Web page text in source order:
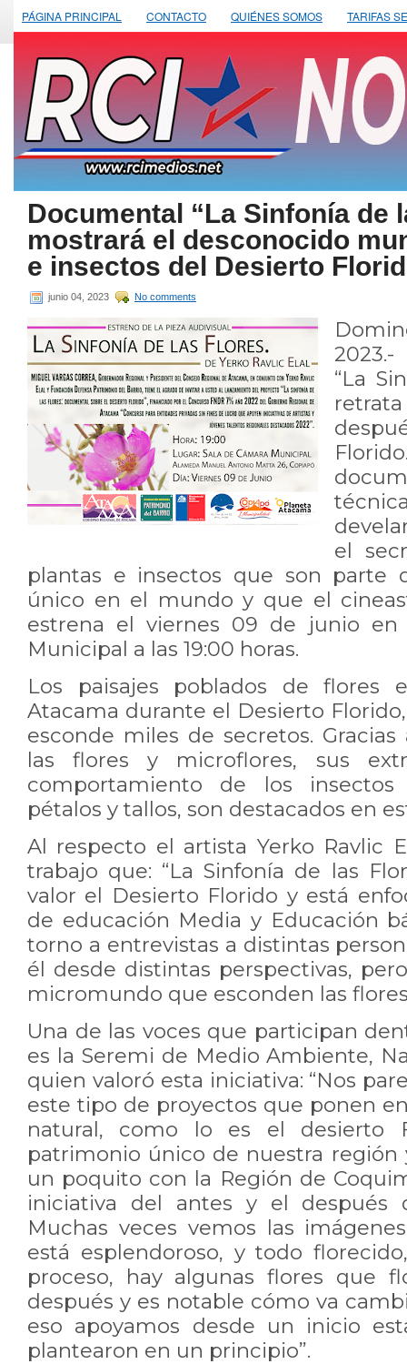
PÁGINA PRINCIPAL CONTACTO QUIÉNES SOMOS TARIFAS
Documental “La Sinfonía de
mostrará el desconocido
e insectos del Desierto
junio 04, 2023 No comments
2023.-
“La
el
plantas e insectos que son parte
único en el mundo y que el
estrena el viernes 09 de junio en
Municipal a las 19:00 horas.
Los paisajes poblados de flores
Atacama durante el Desierto
esconde miles de secretos. Gracias
las flores y microflores, sus
comportamiento de los
pétalos y tallos, son destacados en
Al respecto el artista Yerko Ravlic
trabajo que: “La Sinfonía de las
valor el Desierto Florido y está
de educación Media y Educación
torno a entrevistas a distintas
él desde distintas perspectivas,
micromundo que esconden las
Una de las voces que participan
es la Seremi de Medio Ambiente,
quien valoró esta iniciativa: “Nos
este tipo de proyectos que ponen
natural, como lo es el desierto
patrimonio único de nuestra
un poquito con la Región de
iniciativa del antes y el después
Muchas veces vemos las
está esplendoroso, y todo
proceso, hay algunas flores que
después y es notable cómo va
eso apoyamos desde un inicio
plantearon en un principio”.